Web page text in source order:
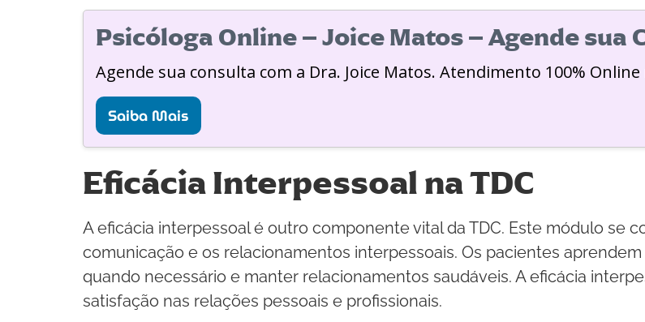
Psicóloga Online – Joice Matos – Agende sua
Agende sua consulta com a Dra. Joice Matos. Atendimento 100%
Saiba Mais
Eficácia Interpessoal na TDC
A eficácia interpessoal é outro componente vital da TDC. Este módulo se
comunicação e os relacionamentos interpessoais. Os pacientes
quando necessário e manter relacionamentos saudáveis. A eficácia
satisfação nas relações pessoais e profissionais.